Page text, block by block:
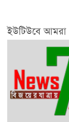
ইউটিউবে আমরা